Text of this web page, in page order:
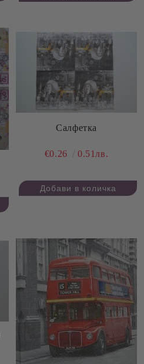
Салфетка
€0.26 0.51лв.